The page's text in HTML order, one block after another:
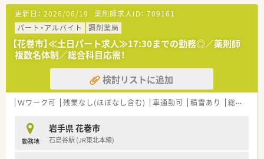
【やりがい/おすすめポイント】
■17時30分に業務が終了するため、ご家庭や趣味との両立が図
りやすいです。
■大手グループならではの安定した経営基盤の下で、安心して長
く働くことができます。 ■対人業務に注力できる環境作りを進
めており、薬剤師本来の役割を発揮できます。
【法人特徴について】
■医療機関・施設へのリネン類リースを主軸とする大手グループ
の一員です。
しています。
■医薬品だけでなく、介護用品の販売やリースなども手掛けてい
る企業です。
更新日： 2026/06/19 薬剤師求人ID： 709161
パート・アルバイト
調剤薬局
【花巻市】≪土日パート求人≫17:30までの勤務◎／薬剤師
複数名体制／総合科目応需！
検討リストに追加
Ｗワーク可 残業なし(ほぼなし含む) 車通勤可 積雪あり 総合科目
勤務地
岩手県 花巻市
石鳥谷駅 (JR東北本線)